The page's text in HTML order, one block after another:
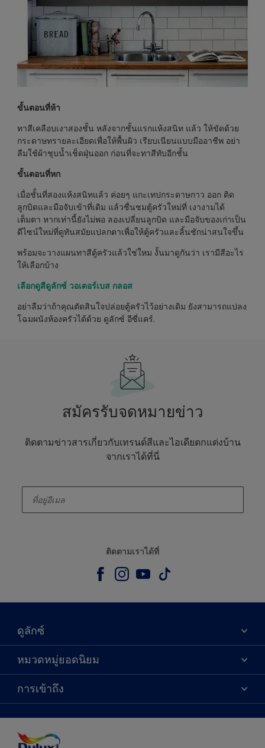
ขั้นตอนที่ห้า
ทาสีเคลือบเงาสองชั้น หลังจากชั้นแรกแห้งสนิท แล้ว ให้ขัดด้วย
กระดาษทรายละเอียดเพื่อให้พื้นผิว เรียบเนียนแบบมืออาชีพ อย่า
ลืมใช้ผ้าชุบน้ำเช็ดฝุ่นออก ก่อนที่จะทาสีทับอีกชั้น
ขั้นตอนที่หก
เมื่อชั้่นที่สองแห้งสนิทแล้ว ค่อยๆ แกะเทปกระดาษกาว ออก ติด
ลูกบิดและมือจับเข้าที่เดิม แล้วชื่นชมตู้ครัวใหม่ที่ เงางามได้
เต็มตา หากเท่านี้ยังไม่พอ ลองเปลี่ยนลูกบิด และมือจับของเก่าเป็น
ดีไซน์ใหม่ที่ดูทันสมัยแปลกตาเพื่อให้ตู้ครัวและลิ้นชักน่าสนใจขึ้น
พร้อมจะวางแผนทาสีตู้ครัวแล้วใช่ใหม งั้นมาดูกันว่า เรามีสีอะไร
ให้เลือกบ้าง
เลือกดูสีดูลักซ์ วอเตอร์เบส กลอส
อย่าลืมว่าถ้าคุณตัดสินใจปล่อยตู้ครัวไว้อย่างเดิม ยังสามารถแปลง
โฉมผนังห้องครัวได้ด้วย ดูลักซ์ อีซี่แคร์.
สมัครรับจดหมายข่าว
ติดตามข่าวสารเกี่ยวกับเทรนด์สีและไอเดียตกแต่งบ้าน
จากเราได้ที่นี่
ติดตามเราได้ที่
ดูลักซ์
เกี่ยวกับดูลักซ์
ติดต่อเรา
ค้นหาร้านค้า
หมวดหมู่ยอดนิยม
ผลิตภัณฑ์
ไอเดียการตกแต่ง
คำแนะนำจากผู้เชี่ยวชาญ
การเข้าถึง